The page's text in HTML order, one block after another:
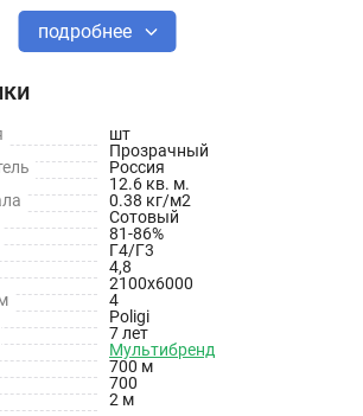
от ультрафиолета.
4 мм
подробнее
шт
Прозрачный
Россия
12.6 кв. м.
0.38 кг/м2
Сотовый
81-86%
Г4/Г3
4,8
2100х6000
4
Poligi
7 лет
Мультибренд
700 м
700
2 м